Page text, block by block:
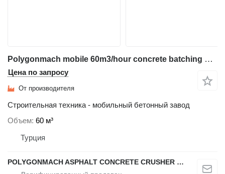
Polygonmach mobile 60m3/hour concrete batching plant
Цена по запросу
От производителя
Строительная техника - мобильный бетонный завод
Объем 60 м³
Турция
POLYGONMACH ASPHALT CONCRETE CRUSHER SYSTEMS